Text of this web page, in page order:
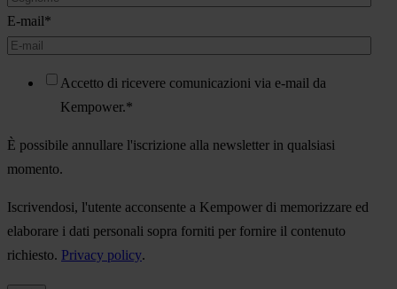
E-mail*
Accetto di ricevere comunicazioni via e-mail da
Kempower.*
È possibile annullare l'iscrizione alla newsletter in qualsiasi
momento.
Iscrivendosi, l'utente acconsente a Kempower di memorizzare ed
elaborare i dati personali sopra forniti per fornire il contenuto
richiesto. Privacy policy.